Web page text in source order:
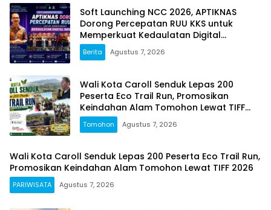
Soft Launching NCC 2026, APTIKNAS
Dorong Percepatan RUU KKS untuk
Memperkuat Kedaulatan Digital
Indonesia
Berita Agustus 7, 2026
Wali Kota Caroll Senduk Lepas 200
Peserta Eco Trail Run, Promosikan
Keindahan Alam Tomohon Lewat TIFF
2026
Tomohon Agustus 7, 2026
Wali Kota Caroll Senduk Lepas 200 Peserta Eco Trail Run,
Promosikan Keindahan Alam Tomohon Lewat TIFF 2026
PARIWISATA Agustus 7, 2026